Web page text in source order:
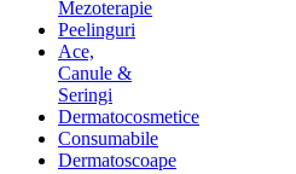
Mezoterapie
Peelinguri
Ace,
Canule &
Seringi
Dermatocosmetice
Consumabile
Dermatoscoape